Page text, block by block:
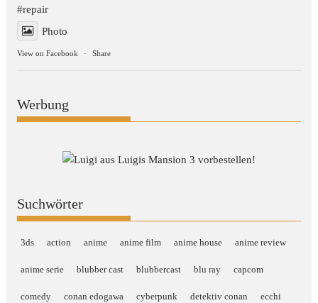
#repair
Photo
View on Facebook · Share
Werbung
Suchwörter
3ds action anime anime film anime house anime review
anime serie blubber cast blubbercast blu ray capcom
comedy conan edogawa cyberpunk detektiv conan ecchi